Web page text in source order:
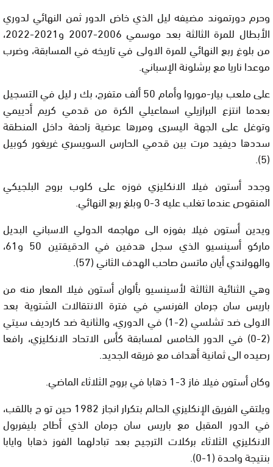
وحرم دورتموند مضيفه ليل الذي خاض الدور ثمن النهائي لدوري
الأبطال للمرة الثالثة بعد موسمي 2006-2007 و2021-2022،
من بلوغ ربع النهائي للمرة الاولى في تاريخه في المسابقة، وضرب
موعدا ناريا مع برشلونة الإسباني.
على ملعب بيار-موروا وأمام 50 ألف متفرج، بك ر ليل في التسجيل
بعدما انتزع البرازيلي اسماعيلي الكرة من قدمي كريم أدييمي
وتوغل على الجهة اليسرى ومررها عرضية زاحفة داخل المنطقة
سددها ديفيد مرت بين قدمي الحارس السويسري غريغور كوبيل
(5).
وجدد أستون فيلا الانكليزي فوزه على كلوب بروج البلجيكي
المنقوص عندما تغلب عليه 3-0 وبلغ ربع النهائي.
ويدين أستون فيلا بفوزه الى مهاجمه الدولي الاسباني البديل
ماركو أسينسيو الذي سجل هدفين في الدقيقتين 50 و61،
والهولندي أيان ماتسن صاحب الهدف الثاني (57).
وهي الثنائية الثالثة لأسينسيو بألوان أستون فيلا المعار منه من
باريس سان جرمان الفرنسي في فترة الانتقالات الشتوية بعد
الاولى ضد تشلسي (2-1) في الدوري، والثانية ضد كارديف سيتي
(2-0) في الدور الخامس لمسابقة كأس الاتحاد الانكليزي، رافعا
رصيده الى ثمانية أهداف مع فريقه الجديد.
وكان أستون فيلا فاز 3-1 ذهابا في بروج الثلاثاء الماضي.
ويلتقي الفريق الإنكليزي الحالم بتكرار انجاز 1982 حين تو ج باللقب،
في الدور المقبل مع باريس سان جرمان الذي أطاح بليفربول
الانكليزي الثلاثاء بركلات الترجيح بعد تبادلهما الفوز ذهابا وايابا
بنتيجة واحدة (1-0).